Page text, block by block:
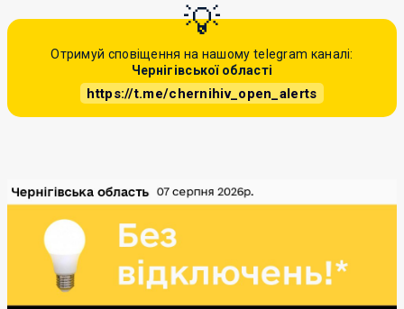
Отримуй сповіщення на нашому telegram каналі:
Чернігівської області
https://t.me/chernihiv_open_alerts